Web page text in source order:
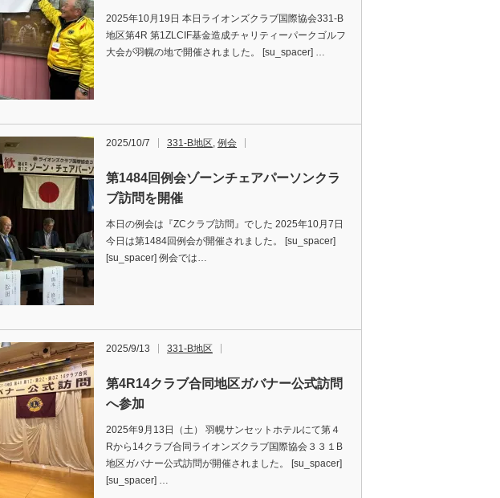
2025年10月19日 本日ライオンズクラブ国際協会331-B
地区第4R 第1ZLCIF基金造成チャリティーパークゴルフ
大会が羽幌の地で開催されました。 [su_spacer] …
2025/10/7 331-B地区, 例会
第1484回例会ゾーンチェアパーソンクラ
ブ訪問を開催
本日の例会は『ZCクラブ訪問』でした 2025年10月7日
今日は第1484回例会が開催されました。 [su_spacer]
[su_spacer] 例会では…
2025/9/13 331-B地区
第4R14クラブ合同地区ガバナー公式訪問
へ参加
2025年9月13日（土） 羽幌サンセットホテルにて第４
Rから14クラブ合同ライオンズクラブ国際協会３３１B
地区ガバナー公式訪問が開催されました。 [su_spacer]
[su_spacer] …